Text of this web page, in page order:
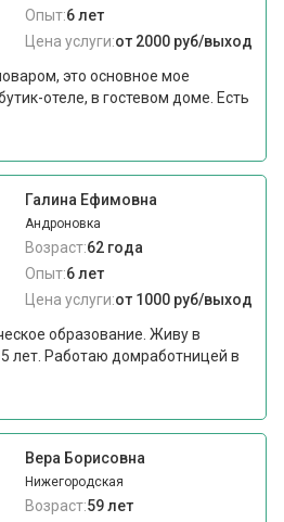
Опыт:6 лет
Цена услуги:от 2000 руб/выход
это основное мое
отеле, в гостевом доме. Есть
Галина Ефимовна
Андроновка
Возраст:62 года
Опыт:6 лет
Цена услуги:от 1000 руб/выход
образование. Живу в
лет. Работаю домработницей в
Вера Борисовна
Нижегородская
Возраст:59 лет